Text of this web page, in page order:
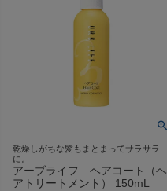
乾燥しがちな髪もまとまってサラサラ
に。
アーブライフ ヘアコート（ヘ
アトリートメント） 150mL